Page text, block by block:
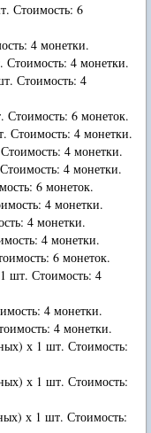
Стоимость: 6
4 монетки.
4 монетки.
Стоимость: 4
6 монеток.
Стоимость: 4 монетки.
4 монетки.
4 монетки.
6 монеток.
4 монетки.
4 монетки.
4 монетки.
6 монеток.
шт. Стоимость: 4
4 монетки.
4 монетки.
х 1 шт. Стоимость:
х 1 шт. Стоимость:
х 1 шт. Стоимость: